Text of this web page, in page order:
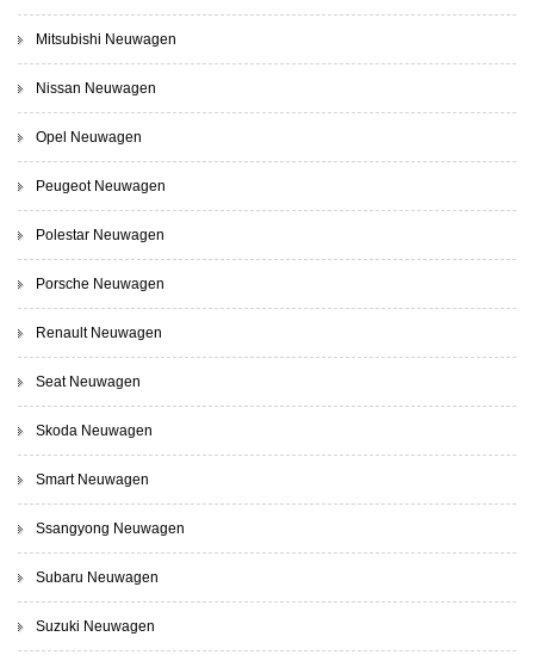
Mitsubishi Neuwagen
Nissan Neuwagen
Opel Neuwagen
Peugeot Neuwagen
Polestar Neuwagen
Porsche Neuwagen
Renault Neuwagen
Seat Neuwagen
Skoda Neuwagen
Smart Neuwagen
Ssangyong Neuwagen
Subaru Neuwagen
Suzuki Neuwagen